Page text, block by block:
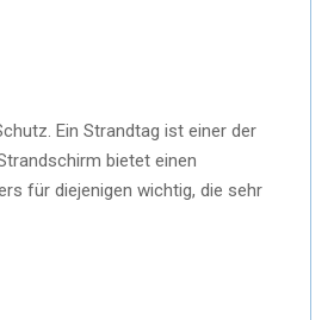
Ein Strandtag ist einer der
bietet einen
für diejenigen wichtig, die sehr